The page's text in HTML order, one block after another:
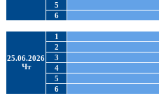
5
6
25.06.2026
Чт
1
2
3
4
5
6